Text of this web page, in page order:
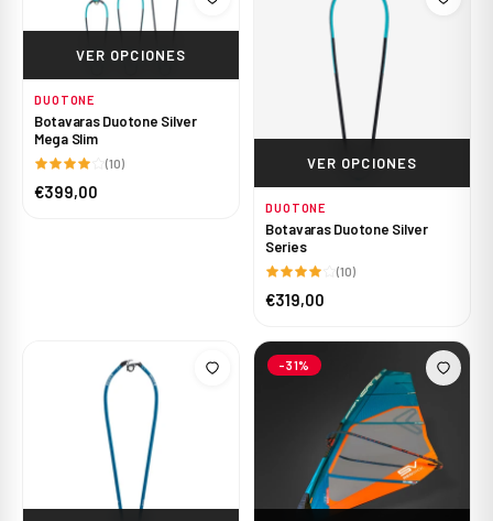
VER OPCIONES
DUOTONE
Botavaras Duotone Silver
Mega Slim
(10)
€399,00
VER OPCIONES
DUOTONE
Botavaras Duotone Silver
Series
(10)
€319,00
-31%